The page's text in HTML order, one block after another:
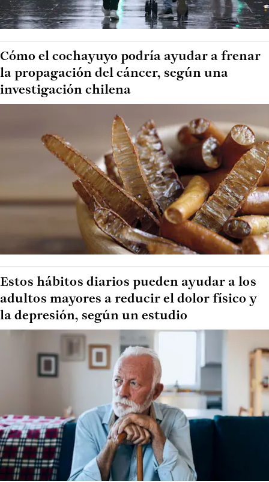
Cómo el cochayuyo podría ayudar a frenar
la propagación del cáncer, según una
investigación chilena
Estos hábitos diarios pueden ayudar a los
adultos mayores a reducir el dolor físico y
la depresión, según un estudio